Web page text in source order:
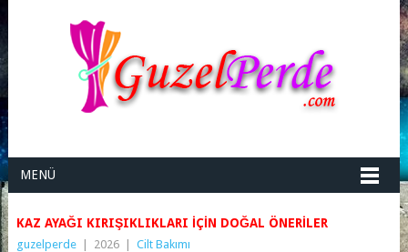
MENÜ
KAZ AYAĞI KIRIŞIKLIKLARI IÇIN DOĞAL ÖNERILER
guzelperde 2026 Cilt Bakımı